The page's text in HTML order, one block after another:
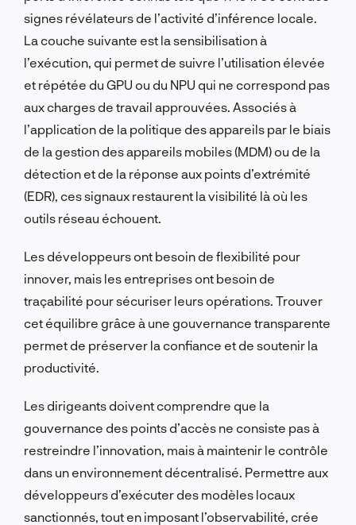
signes révélateurs de l’activité d’inférence locale.
La couche suivante est la sensibilisation à
l’exécution, qui permet de suivre l’utilisation élevée
et répétée du GPU ou du NPU qui ne correspond pas
aux charges de travail approuvées. Associés à
l’application de la politique des appareils par le biais
de la gestion des appareils mobiles (MDM) ou de la
détection et de la réponse aux points d’extrémité
(EDR), ces signaux restaurent la visibilité là où les
outils réseau échouent.
Les développeurs ont besoin de flexibilité pour
innover, mais les entreprises ont besoin de
traçabilité pour sécuriser leurs opérations. Trouver
cet équilibre grâce à une gouvernance transparente
permet de préserver la confiance et de soutenir la
productivité.
Les dirigeants doivent comprendre que la
gouvernance des points d’accès ne consiste pas à
restreindre l’innovation, mais à maintenir le contrôle
dans un environnement décentralisé. Permettre aux
développeurs d’exécuter des modèles locaux
sanctionnés, tout en imposant l’observabilité, crée